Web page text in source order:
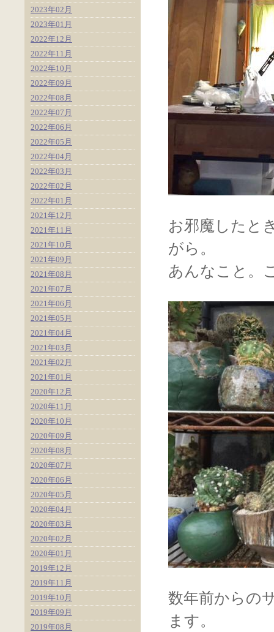
お邪魔したと
がら。
あんなこと。
数年前からの
ます。
2023年02月
2023年01月
2022年12月
2022年11月
2022年10月
2022年09月
2022年08月
2022年07月
2022年06月
2022年05月
2022年04月
2022年03月
2022年02月
2022年01月
2021年12月
2021年11月
2021年10月
2021年09月
2021年08月
2021年07月
2021年06月
2021年05月
2021年04月
2021年03月
2021年02月
2021年01月
2020年12月
2020年11月
2020年10月
2020年09月
2020年08月
2020年07月
2020年06月
2020年05月
2020年04月
2020年03月
2020年02月
2020年01月
2019年12月
2019年11月
2019年10月
2019年09月
2019年08月